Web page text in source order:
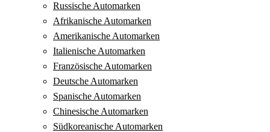
Russische Automarken
Afrikanische Automarken
Amerikanische Automarken
Italienische Automarken
Französische Automarken
Deutsche Automarken
Spanische Automarken
Chinesische Automarken
Südkoreanische Automarken